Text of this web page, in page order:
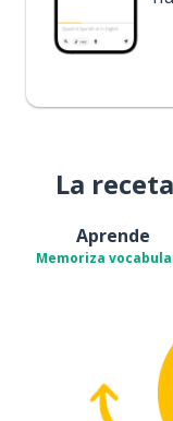
La
Aprende
Memoriza